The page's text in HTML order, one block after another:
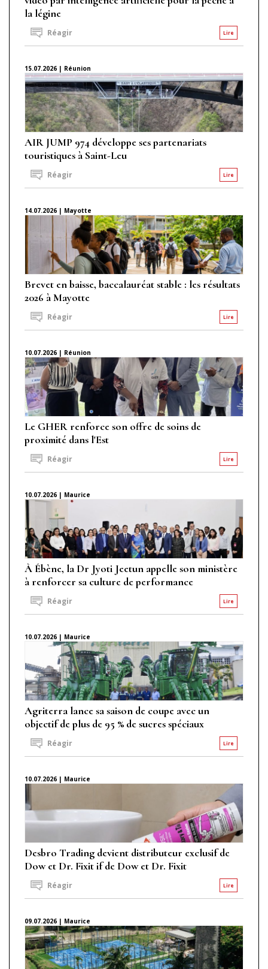
la légine
Lire
Réagir
15.07.2026 | Réunion
AIR JUMP 974 développe ses partenariats
touristiques à Saint-Leu
Lire
Réagir
14.07.2026 | Mayotte
Brevet en baisse, baccalauréat stable : les résultats
2026 à Mayotte
Lire
Réagir
10.07.2026 | Réunion
Le GHER renforce son offre de soins de
proximité dans l'Est
Lire
Réagir
10.07.2026 | Maurice
À Ébène, la Dr Jyoti Jeetun appelle son ministère
à renforcer sa culture de performance
Lire
Réagir
10.07.2026 | Maurice
Agriterra lance sa saison de coupe avec un
objectif de plus de 95 % de sucres spéciaux
Lire
Réagir
10.07.2026 | Maurice
Desbro Trading devient distributeur exclusif de
Dow et Dr. Fixit if de Dow et Dr. Fixit
Lire
Réagir
09.07.2026 | Maurice